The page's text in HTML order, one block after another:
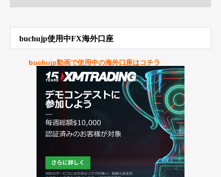
buchujp使用中FX海外口座
buchujp動画で使用中の海外口座はコチラ